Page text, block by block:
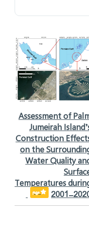
Assessment of
Jumeirah
Construction
on the
Water Quality
Temperatures
2001-
مهم